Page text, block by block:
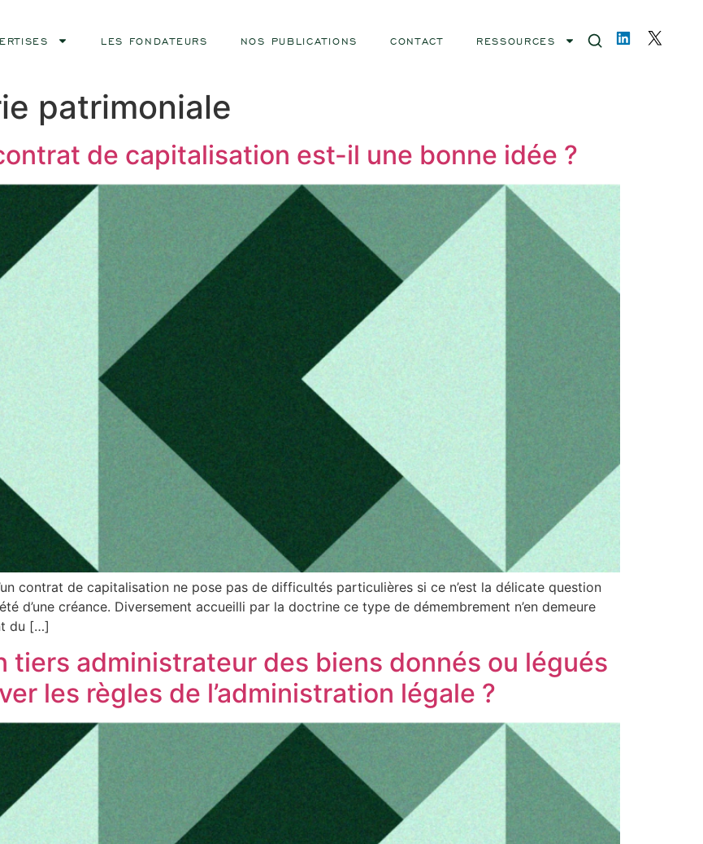
LES FONDATEURS NOS PUBLICATIONS CONTACT RESSOURCES
patrimoniale
de capitalisation est-il une bonne idée ?
contrat de capitalisation ne pose pas de difficultés particulières si ce n’est la délicate question
d’une créance. Diversement accueilli par la doctrine ce type de démembrement n’en demeure
du […]
tiers administrateur des biens donnés ou légués
les règles de l’administration légale ?